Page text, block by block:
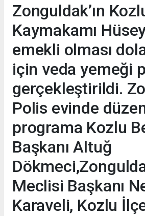
Zonguldak’ın
Kaymakamı
emekli olması
için veda yemeği
gerçekleştirildi.
Polis evinde
programa Kozlu
Başkanı Altuğ
Meclisi Başkanı
Karaveli, Kozlu